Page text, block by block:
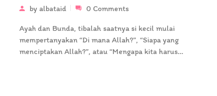
Bun!
by albataid 0 Comments
Ayah dan Bunda, tibalah saatnya si kecil mulai
mempertanyakan “Di mana Allah?”, “Siapa yang
menciptakan Allah?”, atau “Mengapa kita harus…